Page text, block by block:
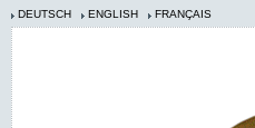
DEUTSCH ENGLISH FRANÇAIS